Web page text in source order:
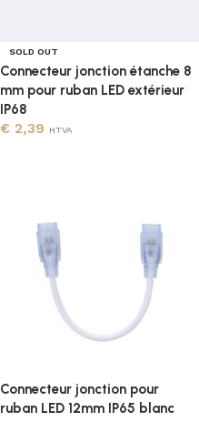
SOLD OUT
Connecteur jonction étanche 8
mm pour ruban LED extérieur
IP68
€ 2,39 HTVA
Connecteur jonction pour
ruban LED 12mm IP65 blanc